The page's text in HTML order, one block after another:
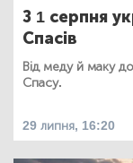
З 1 серпня
Спасів
Від меду й маку до
Спасу.
29 липня, 16:20